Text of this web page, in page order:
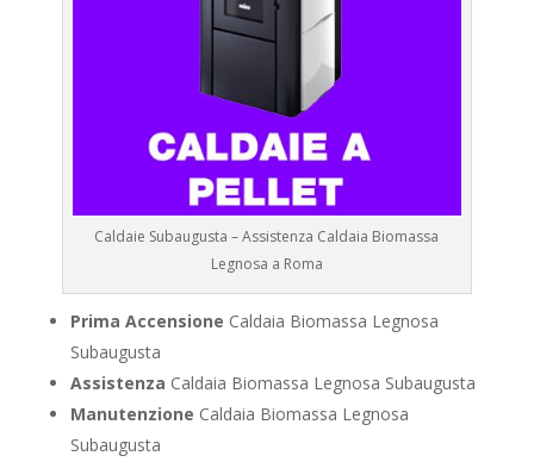
Caldaie Subaugusta – Assistenza Caldaia Biomassa
Legnosa a Roma
Prima Accensione Caldaia Biomassa Legnosa
Subaugusta
Assistenza Caldaia Biomassa Legnosa Subaugusta
Manutenzione Caldaia Biomassa Legnosa
Subaugusta